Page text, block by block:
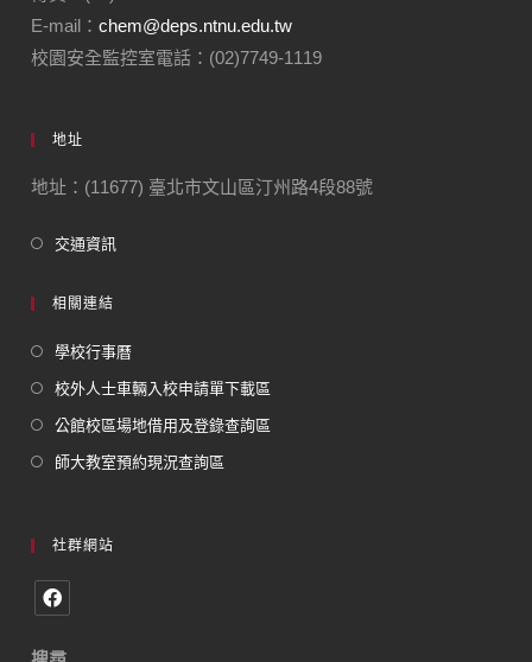
E-mail：chem@deps.ntnu.edu.tw
校園安全監控室電話：(02)7749-1119
地址
地址：(11677) 臺北市文山區汀州路4段88號
交通資訊
相關連結
學校行事曆
校外人士車輛入校申請單下載區
公館校區場地借用及登錄查詢區
師大教室預約現況查詢區
社群網站